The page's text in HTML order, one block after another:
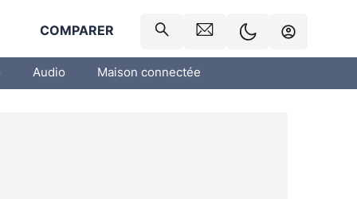
COMPARER
Audio Maison connectée